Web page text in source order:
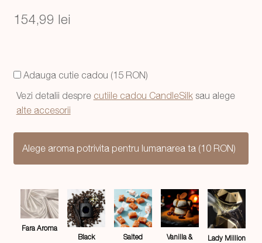
154,99 lei
Adauga cutie cadou (15 RON)
Vezi detalii despre cutiile cadou CandleSilksau alege
alte accesorii
Alege aroma potrivita pentru lumanarea ta (10 RON)
Fara Aroma
Black
Salted
Vanilla &
Lady Million